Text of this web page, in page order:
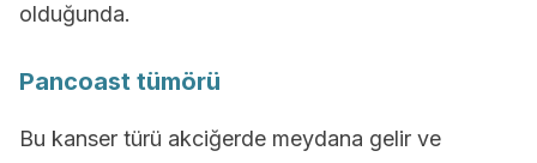
olduğunda.
Pancoast tümörü
Bu kanser türü akciğerde meydana gelir ve